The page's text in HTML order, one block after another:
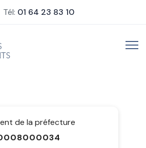
Tél: 01 64 23 83 10
de la préfecture